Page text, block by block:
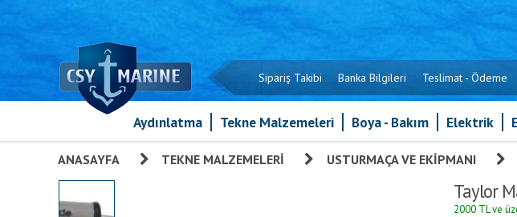
Sipariş Takibi Banka Bilgileri Teslimat - Ödeme
Aydınlatma Tekne Malzemeleri Boya - Bakım Elektrik
ANASAYFA TEKNE MALZEMELERI USTURMAÇA VE EKIPMANI
Taylor
2000 TL ve